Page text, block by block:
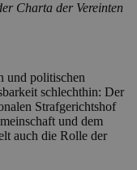
Charta der Vereinten
und politischen
schlechthin: Der
Strafgerichtshof
und dem
auch die Rolle der